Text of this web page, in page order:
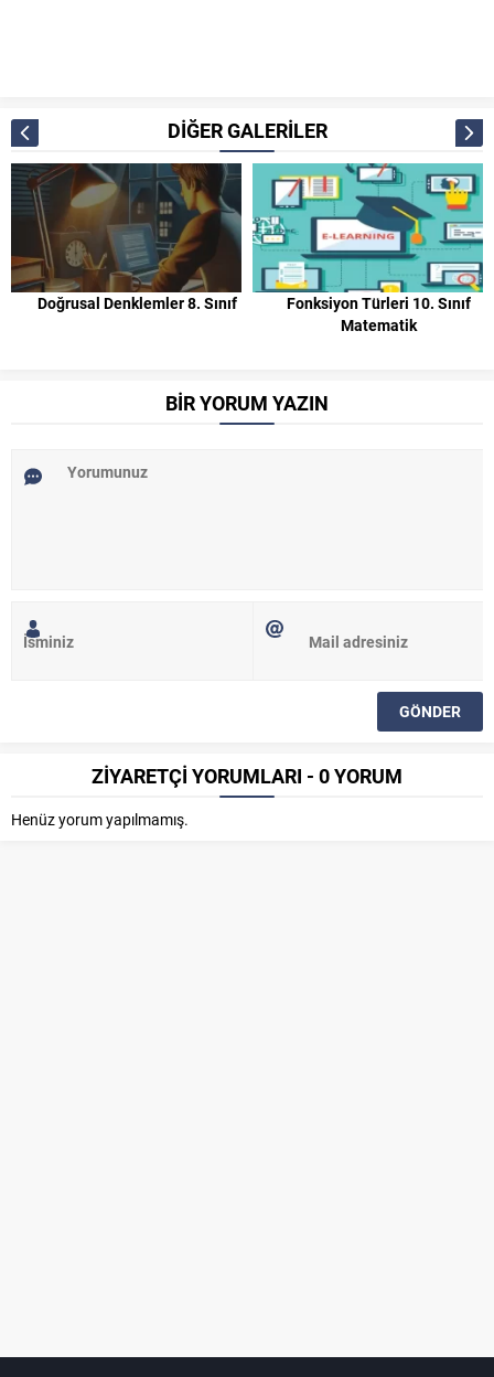
DİĞER GALERİLER
Doğrusal Denklemler 8. Sınıf
Fonksiyon Türleri 10. Sınıf
Matematik
BİR YORUM YAZIN
ZİYARETÇİ YORUMLARI - 0 YORUM
Henüz yorum yapılmamış.